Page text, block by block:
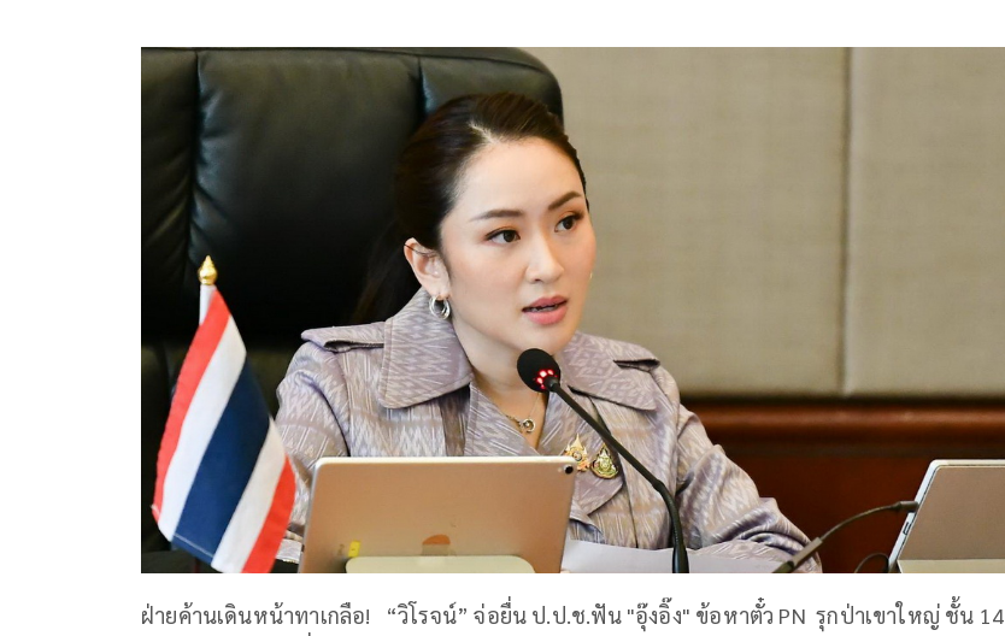
ฝ่ายค้านเดินหน้าทาเกลือ! “วิโรจน์” จ่อยื่น ป.ป.ช.ฟัน "อุ๊งอิ๊ง" ข้อหาตั๋ว PN รุกป่าเขาใหญ่ ชั้น 14